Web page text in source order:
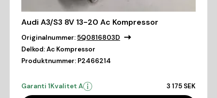
Audi A3/S3 8V 13-20 Ac Kompressor
Originalnummer:5Q0816803D
Delkod:Ac Kompressor
Produktnummer: P2466214
Garanti 1Kvalitet A 3 175 SEK